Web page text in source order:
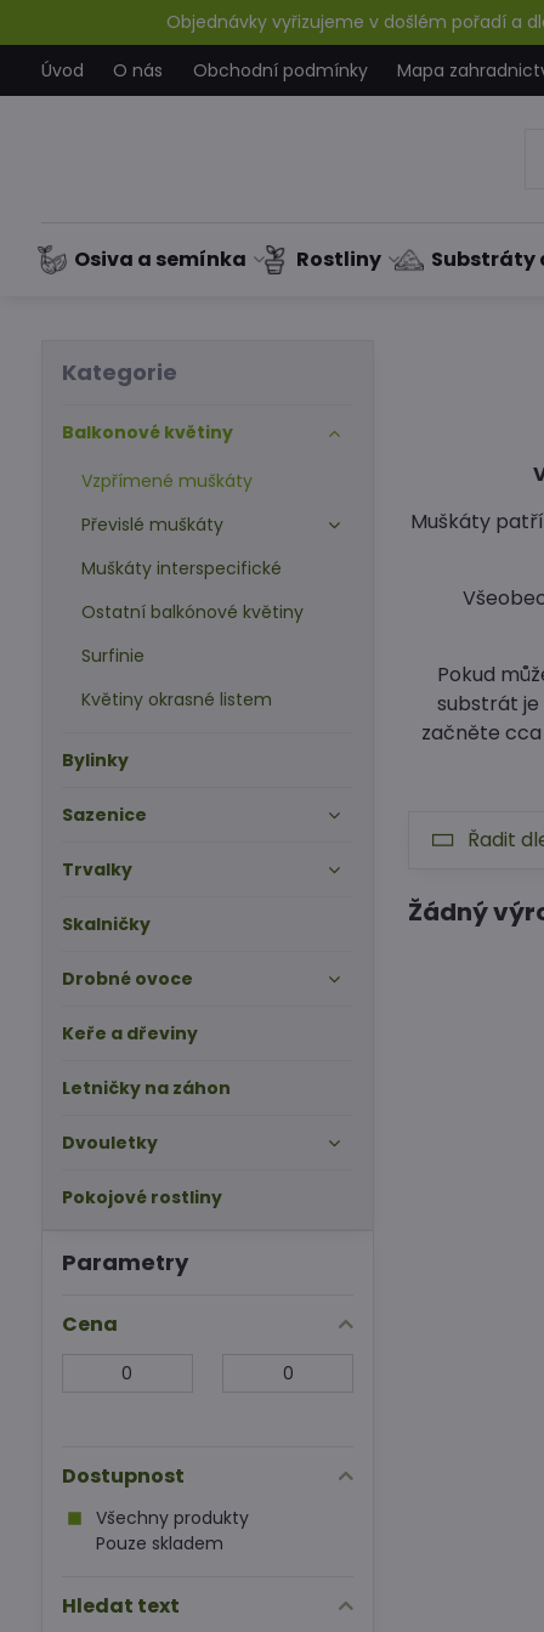
Objednávky vyřizujeme v došlém pořadí a
Úvod
O nás Obchodní podmínky Mapa
Osiva a semínka Rostliny Substráty
Muškáty
Pokud
substrát je
začněte cca
Řadit
Parametry
Cena
Dostupnost
Všechny produkty
Pouze skladem
Hledat text
Kategorie
Balkonové květiny
Vzpřímené muškáty
Převislé muškáty
Muškáty interspecifické
Ostatní balkónové květiny
Surfinie
Květiny okrasné listem
Bylinky
Sazenice
Trvalky
Skalničky
Drobné ovoce
Keře a dřeviny
Letničky na záhon
Dvouletky
Pokojové rostliny